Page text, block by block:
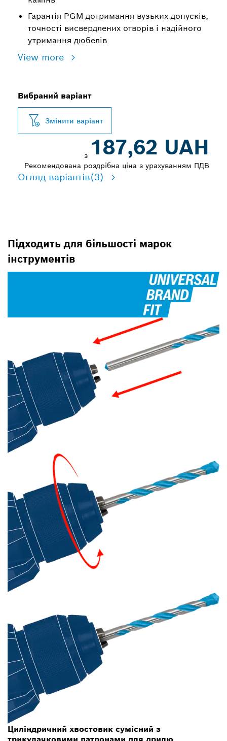
Гарантія PGM дотримання вузьких допусків,
точності висвердлених отворів і надійного
утримання дюбелів
View more
Вибраний варіант
Змінити варіант
з 187,62 UAH
Рекомендована роздрібна ціна з урахуванням ПДВ
Огляд варіантів(3)
Підходить для більшості марок
інструментів
Циліндричний хвостовик сумісний з